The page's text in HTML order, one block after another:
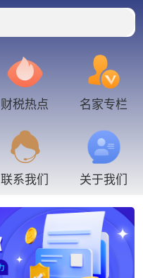
财税热点 名家专栏
联系我们 关于我们